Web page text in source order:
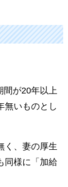
間が20年以上
無いものとし
く、妻の厚生
同様に「加給